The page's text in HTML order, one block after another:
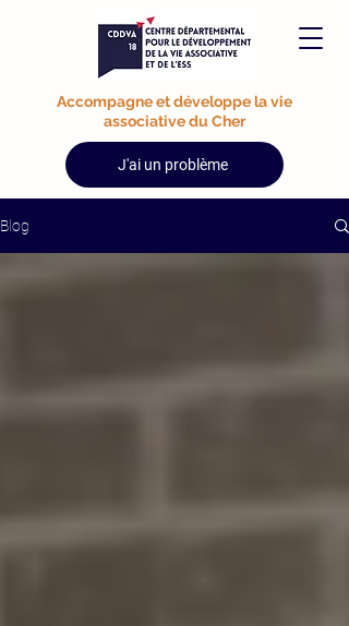
Accompagne et développe la vie
associative du Cher
J'ai un problème
Blog